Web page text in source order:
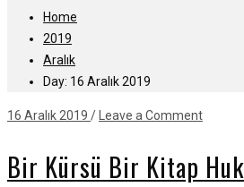
Home
2019
Aralık
Day: 16 Aralık 2019
16 Aralık 2019 / Leave a Comment
Bir Kürsü Bir Kitap